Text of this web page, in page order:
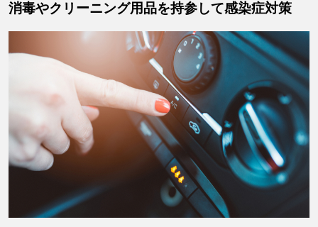
消毒やクリーニング用品を持参して感染症対策